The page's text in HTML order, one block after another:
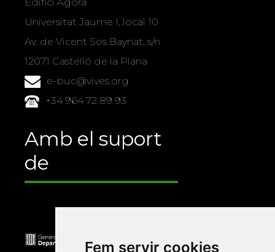
Fem servir cookies
Universitat Jaume I, local 10
Av. de Vicent Sos Baynat, s/n
12071 Castelló de la Plana
e-buc@vives.org
+34 964 72 89 93
Amb el suport
de